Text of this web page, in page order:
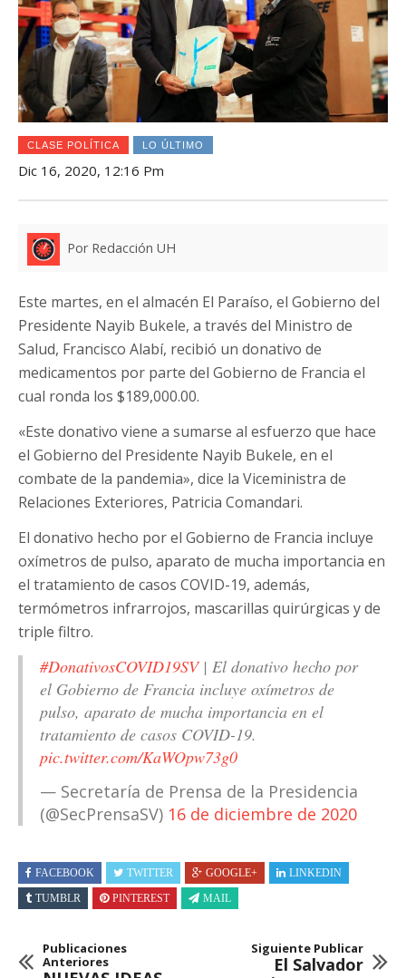
CLASE POLÍTICA LO ÚLTIMO
Dic 16, 2020, 12:16 Pm
Por Redacción UH
Este martes, en el almacén El Paraíso, el Gobierno del
Presidente Nayib Bukele, a través del Ministro de
Salud, Francisco Alabí, recibió un donativo de
medicamentos por parte del Gobierno de Francia el
cual ronda los $189,000.00.
«Este donativo viene a sumarse al esfuerzo que hace
el Gobierno del Presidente Nayib Bukele, en el
combate de la pandemia», dice la Viceministra de
Relaciones Exteriores, Patricia Comandari.
El donativo hecho por el Gobierno de Francia incluye
oxímetros de pulso, aparato de mucha importancia en
el tratamiento de casos COVID-19, además,
termómetros infrarrojos, mascarillas quirúrgicas y de
triple filtro.
#DonativosCOVID19SV| El donativo hecho por
el Gobierno de Francia incluye oxímetros de
pulso, aparato de mucha importancia en el
tratamiento de casos COVID-19.
pic.twitter.com/KaWOpw73g0
— Secretaría de Prensa de la Presidencia
(@SecPrensaSV) 16 de diciembre de 2020
FACEBOOK TWITTER GOOGLE+
LINKEDIN
TUMBLR
PINTEREST MAIL
Publicaciones
Anteriores
Siguiente Publicar
El Salvador